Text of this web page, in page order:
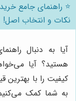
⭐️ راهنمای جامع
نکات و انتخاب اصل!
آیا به دنبال
هستید؟ آیا
کیفیت را با بهترین
به شما کمک می‌کنیم